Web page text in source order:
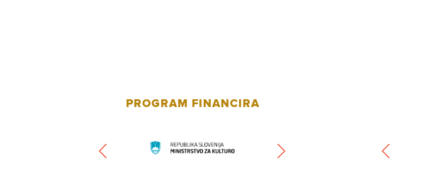
PROGRAM FINANCIRA